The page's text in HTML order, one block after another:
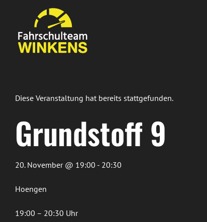
springen
Diese Veranstaltung hat bereits stattgefunden.
Grundstoff 9
20. November @ 19:00 - 20:30
Hoengen
19:00 – 20:30 Uhr